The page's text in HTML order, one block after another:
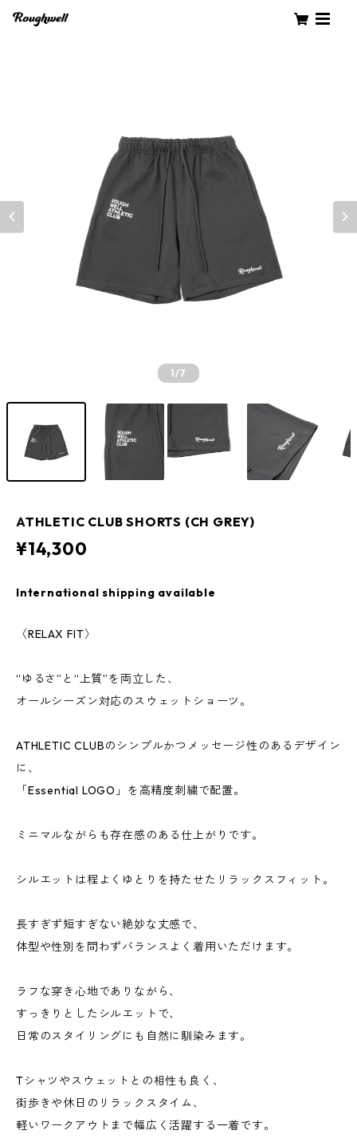
1/7
ATHLETIC CLUB SHORTS (CH GREY)
¥14,300
International shipping available
〈RELAX FIT〉
“ゆるさ”と“上質”を両立した、
オールシーズン対応のスウェットショーツ。
ATHLETIC CLUBのシンプルかつメッセージ性のあるデザイン
に、
「Essential LOGO」を高精度刺繍で配置。
ミニマルながらも存在感のある仕上がりです。
シルエットは程よくゆとりを持たせたリラックスフィット。
長すぎず短すぎない絶妙な丈感で、
体型や性別を問わずバランスよく着用いただけます。
ラフな穿き心地でありながら、
すっきりとしたシルエットで、
日常のスタイリングにも自然に馴染みます。
Tシャツやスウェットとの相性も良く、
街歩きや休日のリラックスタイム、
軽いワークアウトまで幅広く活躍する一着です。